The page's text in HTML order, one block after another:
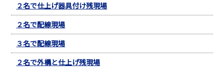
２名で仕上げ器具付け残現場
２名で配線現場
３名で配線現場
２名で外構と仕上げ残現場